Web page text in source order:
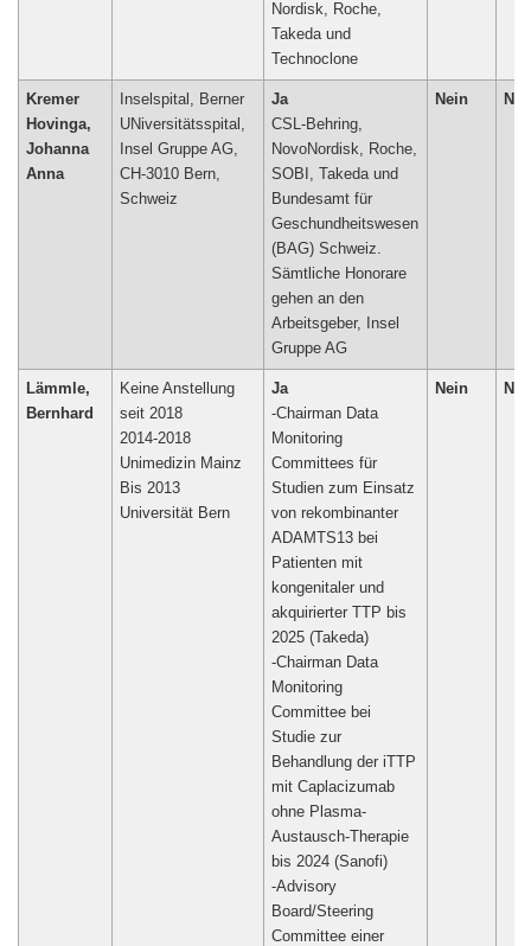
Nordisk, Roche,
Takeda und
Technoclone
Kremer
Hovinga,
Johanna
Anna
Inselspital, Berner
UNiversitätsspital,
Insel Gruppe AG,
CH-3010 Bern,
Schweiz
Ja
CSL-Behring,
NovoNordisk, Roche,
SOBI, Takeda und
Bundesamt für
Geschundheitswesen
(BAG) Schweiz.
Sämtliche Honorare
gehen an den
Arbeitsgeber, Insel
Gruppe AG
Nein
Lämmle,
Bernhard
Keine Anstellung
seit 2018
2014-2018
Unimedizin Mainz
Bis 2013
Universität Bern
Ja
-Chairman Data
Monitoring
Committees für
Studien zum Einsatz
von rekombinanter
ADAMTS13 bei
Patienten mit
kongenitaler und
akquirierter TTP bis
2025 (Takeda)
-Chairman Data
Monitoring
Committee bei
Studie zur
Behandlung der iTTP
mit Caplacizumab
ohne Plasma-
Austausch-Therapie
bis 2024 (Sanofi)
-Advisory
Board/Steering
Committee einer
Nein